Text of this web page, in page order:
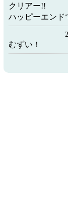
クリアー!!
ハッピーエンド
むずい！